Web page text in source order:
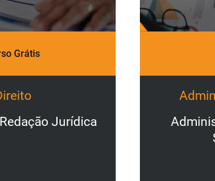
Administração Pública no